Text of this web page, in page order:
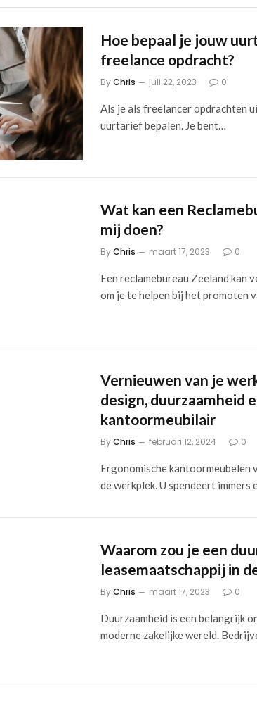
Hoe bepaal je jouw
freelance opdracht?
ByChris juli 22, 2023 0
Als je als freelancer opdrachten
uurtarief bepalen. Je bent…
Wat kan een
mij doen?
ByChris maart 17, 2023 0
Een reclamebureau Zeeland kan
om je te helpen bij het promoten
Vernieuwen van je
design, duurzaamheid
kantoormeubilair
ByChris februari 12, 2024 0
Ergonomische kantoormeubelen
de werkplek. U spendeert immers
Waarom zou je een
leasemaatschappij in
ByChris maart 17, 2023 0
Duurzaamheid is een belangrijk
moderne zakelijke wereld.